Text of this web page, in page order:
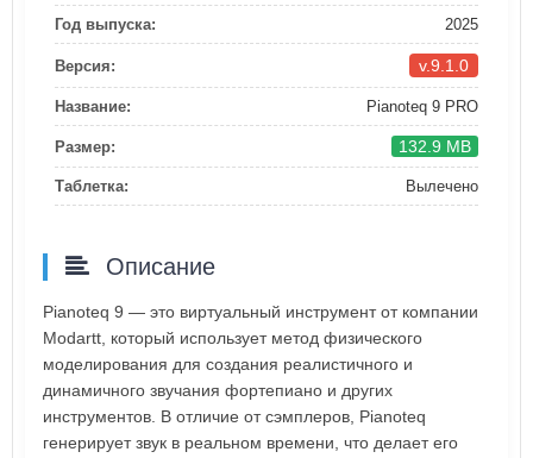
Год выпуска: 2025
Версия: v.9.1.0
Название: Pianoteq 9 PRO
Размер: 132.9 MB
Таблетка: Вылечено
Описание
Pianoteq 9 — это виртуальный инструмент от компании
Modartt, который использует метод физического
моделирования для создания реалистичного и
динамичного звучания фортепиано и других
инструментов. В отличие от сэмплеров, Pianoteq
генерирует звук в реальном времени, что делает его